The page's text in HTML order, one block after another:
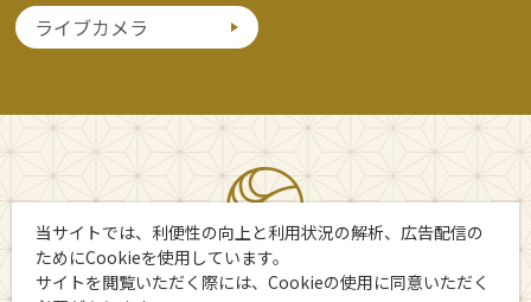
ライブカメラ
当サイトでは、利便性の向上と利用状況の解析、広告配信の
ためにCookieを使用しています。
サイトを閲覧いただく際には、Cookieの使用に同意いただく